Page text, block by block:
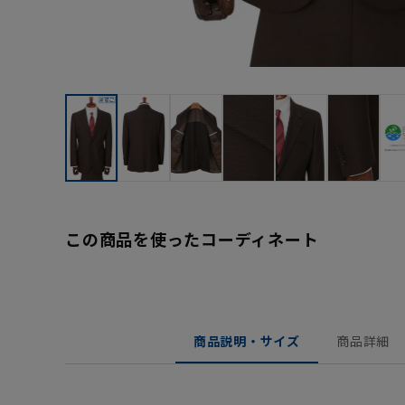
この商品を使ったコーディネート
商品説明・サイズ 商品詳細